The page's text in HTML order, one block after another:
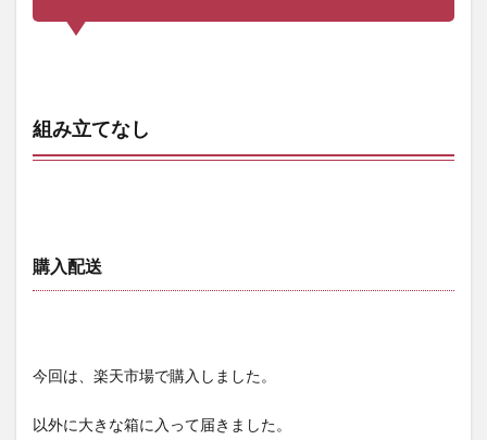
組み立てなし
購入配送
今回は、楽天市場で購入しました。
以外に大きな箱に入って届きました。